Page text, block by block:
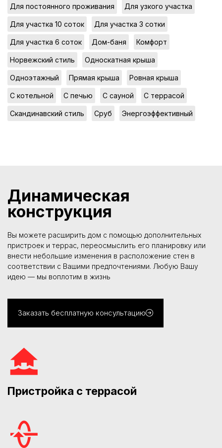
Для постоянного проживания Для узкого участка
Для участка 10 соток Для участка 3 сотки
Для участка 6 соток Дом-баня Комфорт
Норвежский стиль Односкатная крыша
Одноэтажный Прямая крыша Ровная крыша
С котельной С печью С сауной С террасой
Скандинавский стиль Сруб Энергоэффективный
Динамическая
конструкция
Вы можете расширить дом с помощью дополнительных
пристроек и террас, переосмыслить его планировку или
внести небольшие изменения в расположение стен в
соответствии с Вашими предпочтениями. Любую Вашу
идею — мы воплотим в жизнь
Заказать бесплатную консультацию
Пристройка с террасой